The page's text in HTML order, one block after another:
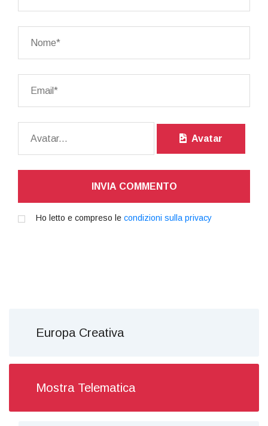
Avatar
INVIA COMMENTO
Ho letto e compreso le condizioni sulla privacy
Europa Creativa
Mostra Telematica